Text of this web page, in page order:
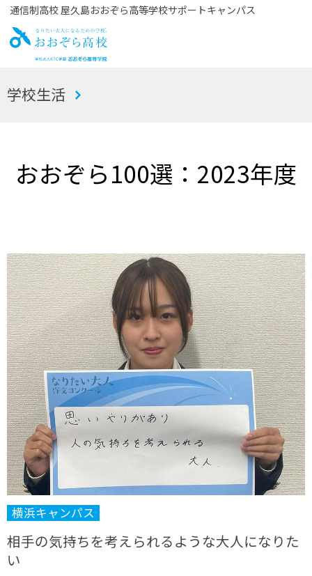
通信制高校 屋久島おおぞら高等学校サポートキャンパス
お
学校生活
おおぞら100選：2023年度
横浜キャンパス
相手の気持ちを考えられるような大人になりた
い